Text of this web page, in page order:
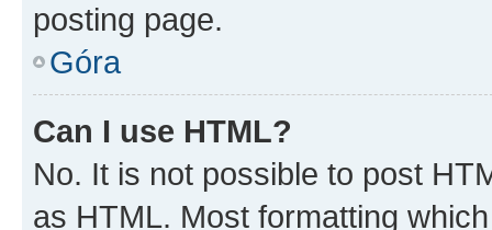
posting page.
Góra
Can I use HTML?
No. It is not possible to post
as HTML. Most formatting